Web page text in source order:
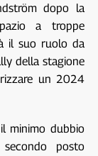
dopo la
a troppe
il suo ruolo da
della stagione
un 2024
minimo dubbio
posto